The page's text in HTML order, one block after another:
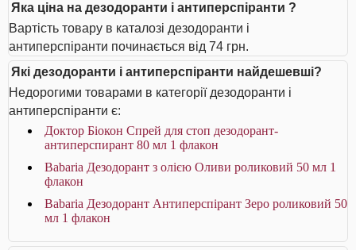
Яка ціна на дезодоранти і антиперспіранти ?
Вартість товару в каталозі дезодоранти і
антиперспіранти починається від 74 грн.
Які дезодоранти і антиперспіранти найдешевші?
Недорогими товарами в категорії дезодоранти і
антиперспіранти є:
Доктор Біокон Спрей для стоп дезодорант-
антиперспирант 80 мл 1 флакон
Babaria Дезодорант з олією Оливи роликовий 50 мл 1
флакон
Babaria Дезодорант Антиперспірант Зеро роликовий 50
мл 1 флакон